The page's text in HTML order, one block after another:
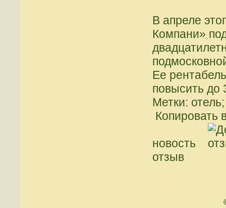
В апреле
Компани»
Ее
повысить до
Метки:
Копировать
новость
отзыв